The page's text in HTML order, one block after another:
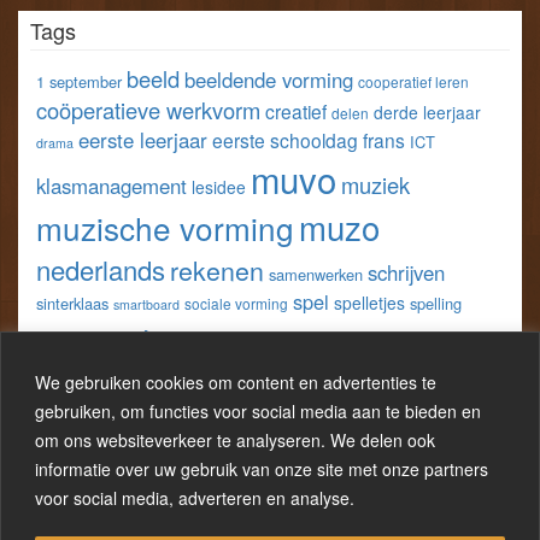
We gebruiken cookies om content en advertenties te
gebruiken, om functies voor social media aan te bieden en
om ons websiteverkeer te analyseren. We delen ook
informatie over uw gebruik van onze site met onze partners
voor social media, adverteren en analyse.
van
klastools
Facebook
TwitterPinterest
LinkedIn
Tags
1 september beeld beeldende vorming cooperatief leren
coöperatieve werkvorm creatief delen derde leerjaar
drama eerste leerjaareerste schooldag frans ICT
klasmanagement lesidee muvo muziek
muzische vorming muzo
nederlandsrekenen samenwerken schrijven
sinterklaas smartboard sociale vorming spel spelletjes spelling
taal techniek
leerjaar w.o.wereldoriëntatiewerkblad
werkbladen werowiskundewo zelfevaluatie
zelfreflectie zesde leerjaar